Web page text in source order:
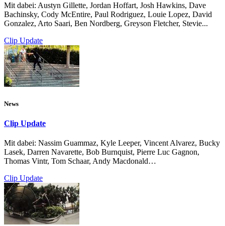
Mit dabei: Austyn Gillette, Jordan Hoffart, Josh Hawkins, Dave
Bachinsky, Cody McEntire, Paul Rodriguez, Louie Lopez, David
Gonzalez, Arto Saari, Ben Nordberg, Greyson Fletcher, Stevie...
Clip Update
News
Clip Update
Mit dabei: Nassim Guammaz, Kyle Leeper, Vincent Alvarez, Bucky
Lasek, Darren Navarette, Bob Burnquist, Pierre Luc Gagnon,
Thomas Vintr, Tom Schaar, Andy Macdonald…
Clip Update